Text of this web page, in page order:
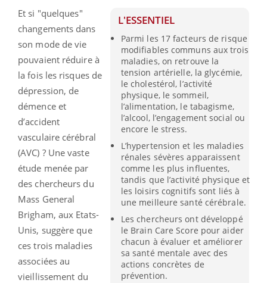
L'ESSENTIEL
Parmi les 17 facteurs de risque
modifiables communs aux trois
maladies, on retrouve la
tension artérielle, la glycémie,
le cholestérol, l’activité
physique, le sommeil,
l’alimentation, le tabagisme,
l’alcool, l’engagement social ou
encore le stress.
L’hypertension et les maladies
rénales sévères apparaissent
comme les plus influentes,
tandis que l’activité physique et
les loisirs cognitifs sont liés à
une meilleure santé cérébrale.
Les chercheurs ont développé
le Brain Care Score pour aider
chacun à évaluer et améliorer
sa santé mentale avec des
actions concrètes de
prévention.
Et si "quelques"
changements dans
son mode de vie
pouvaient réduire à
la fois les risques de
dépression, de
démence et
d’accident
vasculaire cérébral
(AVC) ? Une vaste
étude menée par
des chercheurs du
Mass General
Brigham, aux Etats-
Unis, suggère que
ces trois maladies
associées au
vieillissement du